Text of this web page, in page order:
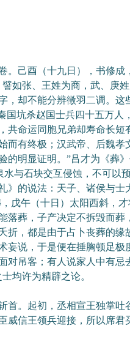
己酉（十九日），书修成
如张、王姓为商，武、庚
，却不能分辨徵羽二调。这
国坑杀赵国士兵四十五万人
共命运同胞兄弟却寿命长短
而有终极；汉武帝、后魏孝
明显证明。”吕才为《葬
与石块交互侵蚀，不可以
》的说法：天子、诸侯与士
戊午（十日）太阳西斜，才
葬，子产决定不拆毁而葬
折，都是由于占卜丧葬的缘
妄说，于是便在捶胸顿足极
对吊客；有人说家人中有忌
均许为精辟之论。
。起初，丞相宣王独掌吐
威信王领兵迎接，所以席君